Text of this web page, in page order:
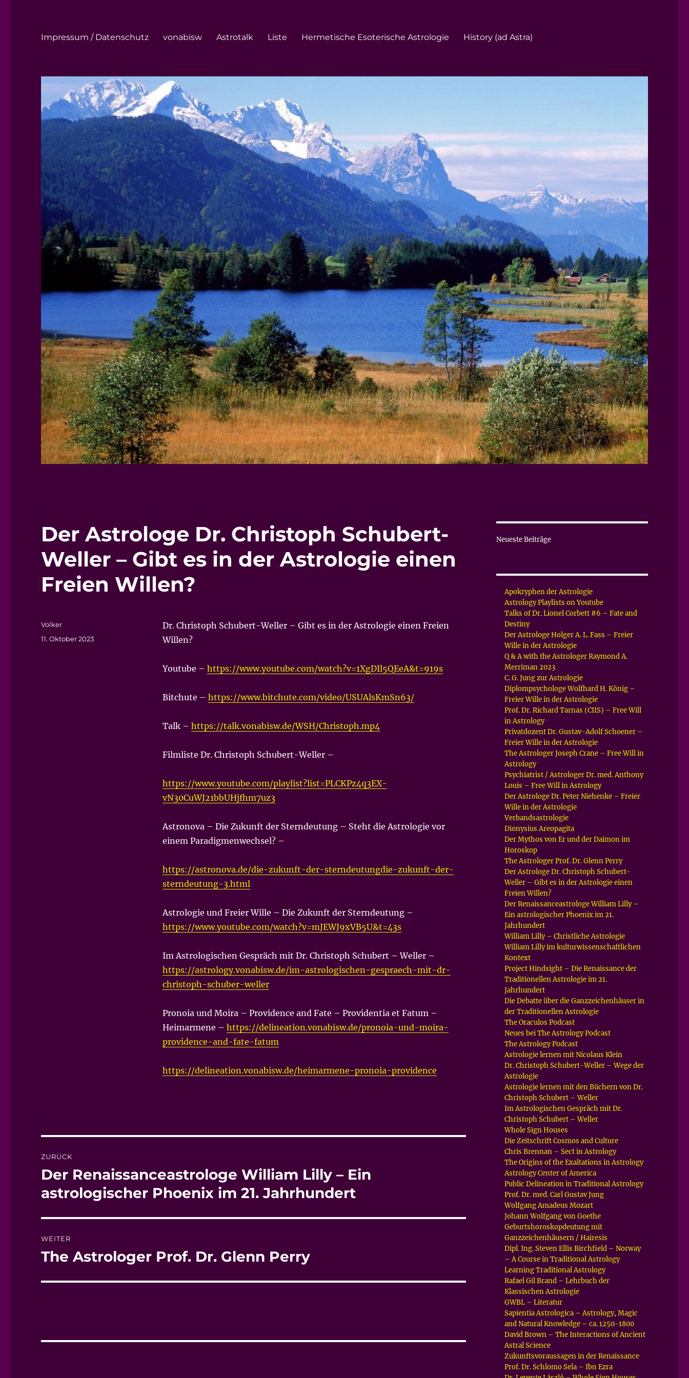
Impressum / Datenschutz vonabisw Astrotalk Liste Hermetische Esoterische Astrologie History (ad Astra)
Der Astrologe Dr. Christoph Schubert-
Weller – Gibt es in der Astrologie einen
Freien Willen?
Dr. Christoph Schubert-Weller – Gibt es in der Astrologie einen Freien
Willen?
Youtube – https://www.youtube.com/watch?v=1XgDIl5QEeA&t=919s
Bitchute – https://www.bitchute.com/video/USUAlsKmSn63/
Talk – https://talk.vonabisw.de/WSH/Christoph.mp4
Filmliste Dr. Christoph Schubert-Weller –
https://www.youtube.com/playlist?list=PLCKPz4q3EX-
vN30CuWJ21bbUHjfhm7uz3
Astronova – Die Zukunft der Sterndeutung – Steht die Astrologie vor
einem Paradigmenwechsel? –
https://astronova.de/die-zukunft-der-sterndeutungdie-zukunft-der-
sterndeutung-3.html
Astrologie und Freier Wille – Die Zukunft der Sterndeutung –
https://www.youtube.com/watch?v=mJEWJ9xVB5U&t=43s
Im Astrologischen Gespräch mit Dr. Christoph Schubert – Weller –
https://astrology.vonabisw.de/im-astrologischen-gespraech-mit-dr-
christoph-schuber-weller
Pronoia und Moira – Providence and Fate – Providentia et Fatum –
Heimarmene – https://delineation.vonabisw.de/pronoia-und-moira-
providence-and-fate-fatum
https://delineation.vonabisw.de/heimarmene-pronoia-providence
Autor
Volker
Veröffentlicht
11. Oktober 2023
ZURÜCK
Vorheriger
Beitrag:
Der Renaissanceastrologe William Lilly – Ein
astrologischer Phoenix im 21. Jahrhundert
WEITER
Nächster
The Astrologer Prof. Dr. Glenn Perry
Neueste Beiträge
Apokryphen der Astrologie
Astrology Playlists on Youtube
Talks of Dr. Lionel Corbett #6 – Fate and
Destiny
Der Astrologe Holger A. L. Fass – Freier
Wille in der Astrologie
Q & A with the Astrologer Raymond A.
Merriman 2023
C. G. Jung zur Astrologie
Diplompsychologe Wolfhard H. König –
Freier Wille in der Astrologie
Prof. Dr. Richard Tarnas (CIIS) – Free Will
in Astrology
Privatdozent Dr. Gustav-Adolf Schoener –
Freier Wille in der Astrologie
The Astrologer Joseph Crane – Free Will in
Astrology
Psychiatrist / Astrologer Dr. med. Anthony
Louis – Free Will in Astrology
Der Astrologe Dr. Peter Niehenke – Freier
Wille in der Astrologie
Verbandsastrologie
Dionysius Areopagita
Der Mythos von Er und der Daimon im
Horoskop
The Astrologer Prof. Dr. Glenn Perry
Der Astrologe Dr. Christoph Schubert-
Weller – Gibt es in der Astrologie einen
Freien Willen?
Der Renaissanceastrologe William Lilly –
Ein astrologischer Phoenix im 21.
Jahrhundert
William Lilly – Christliche Astrologie
William Lilly im kulturwissenschaftlichen
Kontext
Project Hindsight – Die Renaissance der
Traditionellen Astrologie im 21.
Jahrhundert
Die Debatte über die Ganzzeichenhäuser in
der Traditionellen Astrologie
The Oraculos Podcast
Neues bei The Astrology Podcast
The Astrology Podcast
Astrologie lernen mit Nicolaus Klein
Dr. Christoph Schubert-Weller – Wege der
Astrologie
Astrologie lernen mit den Büchern von Dr.
Christoph Schubert – Weller
Im Astrologischen Gespräch mit Dr.
Christoph Schubert – Weller
Whole Sign Houses
Die Zeitschrift Cosmos and Culture
Chris Brennan – Sect in Astrology
The Origins of the Exaltations in Astrology
Astrology Center of America
Public Delineation in Traditional Astrology
Prof. Dr. med. Carl Gustav Jung
Wolfgang Amadeus Mozart
Johann Wolfgang von Goethe
Geburtshoroskopdeutung mit
Ganzzeichenhäusern / Hairesis
Dipl. Ing. Steven Ellis Birchfield – Norway
– A Course in Traditional Astrology
Learning Traditional Astrology
Rafael Gil Brand – Lehrbuch der
Klassischen Astrologie
GWBL – Literatur
Sapientia Astrologica – Astrology, Magic
and Natural Knowledge – ca. 1250-1800
David Brown – The Interactions of Ancient
Astral Science
Zukunftsvoraussagen in der Renaissance
Prof. Dr. Schlomo Sela – Ibn Ezra